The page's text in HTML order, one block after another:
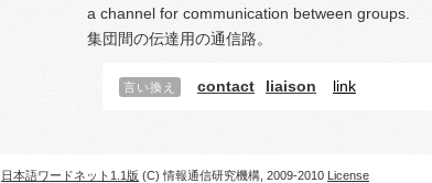
a channel for communication between groups.
集団間の伝達用の通信路。
言い換え contact liaison link
日本語ワードネット1.1版 (C) 情報通信研究機構, 2009-2010 License